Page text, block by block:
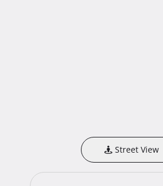
Street View